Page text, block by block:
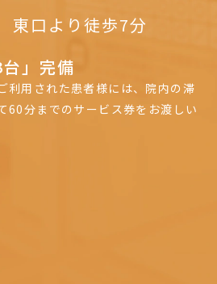
東口より徒歩7分
」完備
利用された患者様には、 院内の滞
60分までのサービス券をお渡しい